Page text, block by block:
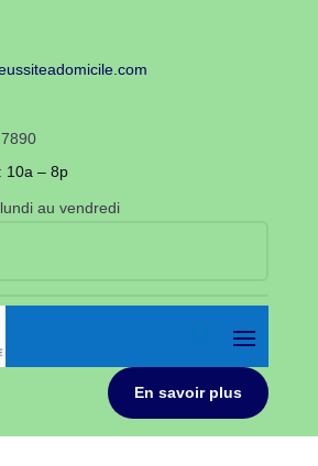
10a – 8p
au vendredi
En savoir plus